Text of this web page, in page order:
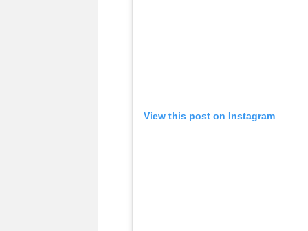
View this post on Instagram